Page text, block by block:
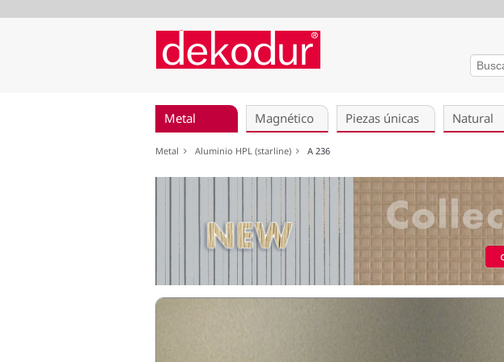
Metal Magnético Piezas únicas Natural
Metal Aluminio HPL (starline) A 236